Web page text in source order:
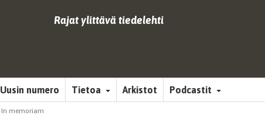
Rajat ylittävä tiedelehti
Uusin numero Tietoa Arkistot Podcastit
In memoriam